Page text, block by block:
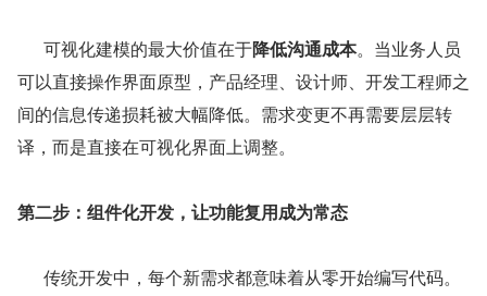
      可视化建模的最大价值在于
降低沟通成本。当业务人员
可以直接操作界面原型，产品经理、设计师、开发工程师之
间的信息传递损耗被大幅降低。需求变更不再需要层层转
译，而是直接在可视化界面上调整。
第二步：组件化开发，让功能复用成为常态